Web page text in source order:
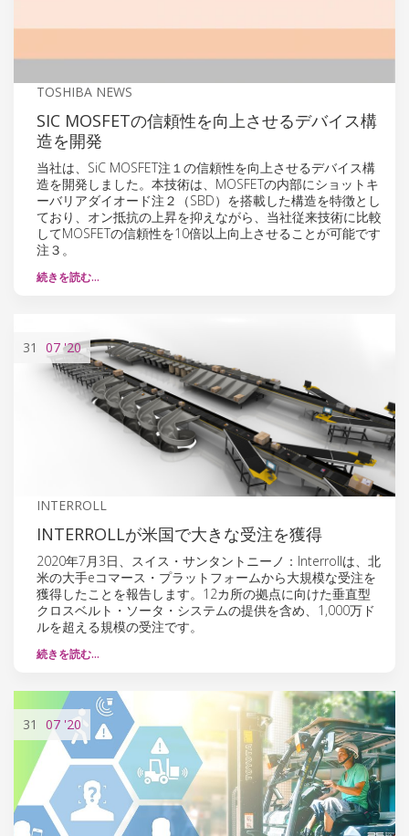
TOSHIBA NEWS
SIC MOSFETの信頼性を向上させるデバイス構
造を開発
当社は、SiC MOSFET注１の信頼性を向上させるデバイス構
造を開発しました。本技術は、MOSFETの内部にショットキ
ーバリアダイオード注２（SBD）を搭載した構造を特徴とし
ており、オン抵抗の上昇を抑えながら、当社従来技術に比較
してMOSFETの信頼性を10倍以上向上させることが可能です
注３。
続きを読む…
31 07'20
INTERROLL
INTERROLLが米国で大きな受注を獲得
2020年7月3日、スイス・サンタントニーノ：Interrollは、北
米の大手eコマース・プラットフォームから大規模な受注を
獲得したことを報告します。12カ所の拠点に向けた垂直型
クロスベルト・ソータ・システムの提供を含め、1,000万ド
ルを超える規模の受注です。
続きを読む…
31 07 '20